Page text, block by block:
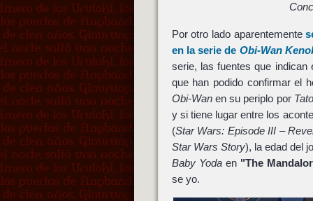
Por otro lado aparentemente
en la serie de Obi-Wan
serie, las fuentes que
que han podido confirmar el
Obi-Wanen su periplo por
y si tiene lugar entre los
(Star Wars: Episode III –
Star Wars Story), la edad del
Baby Yodaen "The
se yo.